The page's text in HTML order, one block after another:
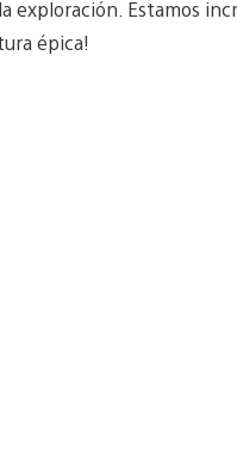
exploración. Estamos
épica!